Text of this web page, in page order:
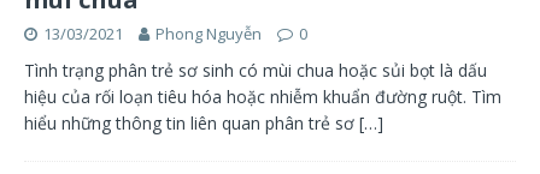
13/03/2021 Phong Nguyễn 0
Tình trạng phân trẻ sơ sinh có mùi chua hoặc sủi bọt là dấu
hiệu của rối loạn tiêu hóa hoặc nhiễm khuẩn đường ruột. Tìm
hiểu những thông tin liên quan phân trẻ sơ […]